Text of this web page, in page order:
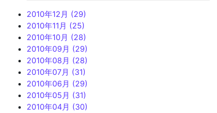
2010年12月 (29)
2010年11月 (25)
2010年10月 (28)
2010年09月 (29)
2010年08月 (28)
2010年07月 (31)
2010年06月 (29)
2010年05月 (31)
2010年04月 (30)